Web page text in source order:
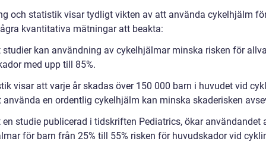
och statistik visar tydligt vikten av att använda cykelhjälm
kvantitativa mätningar att beakta:
studier kan användning av cykelhjälmar minska risken för
med upp till 85%.
visar att varje år skadas över 150 000 barn i huvudet vid
använda en ordentlig cykelhjälm kan minska skaderisken
en studie publicerad i tidskriften Pediatrics, ökar användandet
för barn från 25% till 55% risken för huvudskador vid